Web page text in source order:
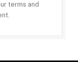
terms and